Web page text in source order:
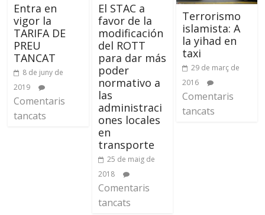
Entra en
vigor la
TARIFA DE
PREU
TANCAT
8 de juny de
2019
Comentaris
tancats
El STAC a
favor de la
modificación
del ROTT
para dar más
poder
normativo a
las
administraci
ones locales
en
transporte
25 de maig de
2018
Comentaris
tancats
Terrorismo
islamista: A
la yihad en
taxi
29 de març de
2016
Comentaris
tancats